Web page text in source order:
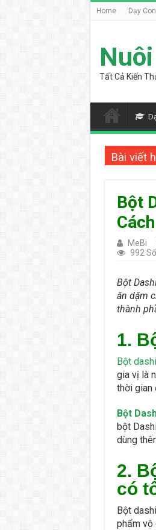
Home Dạy Con
Tất Cả Kiến
Bài viết
Bột
MeBi
992
Bột
ăn dặm
thành
1.
Bột dashi
gia vị là
thời gian
Bột
bột
dùng
2.
có
Bột
phẩm vô